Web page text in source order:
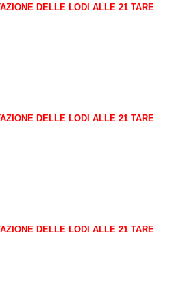
DELLE LODI ALLE 21 TARE
DELLE LODI ALLE 21 TARE
DELLE LODI ALLE 21 TARE